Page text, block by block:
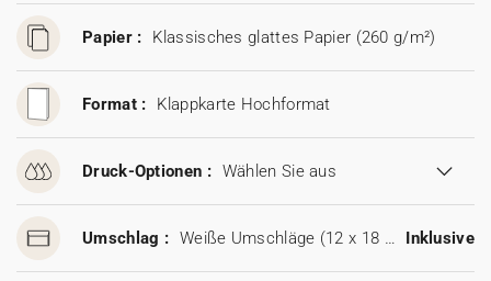
Papier : Klassisches glattes Papier (260 g/m²)
Format : Klappkarte Hochformat
Druck-Optionen : Wählen Sie aus
Umschlag : Weiße Umschläge (12 x 18 cm) Inklusive